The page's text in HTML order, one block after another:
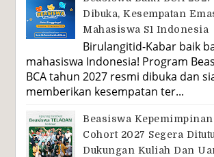
Dibuka, Kesempatan
Mahasiswa S1 Indonesia
Birulangitid-Kabar baik
mahasiswa Indonesia! Program
BCA tahun 2027 resmi dibuka dan
memberikan kesempatan ter...
Beasiswa
Cohort 2027 Segera
Dukungan Kuliah Dan